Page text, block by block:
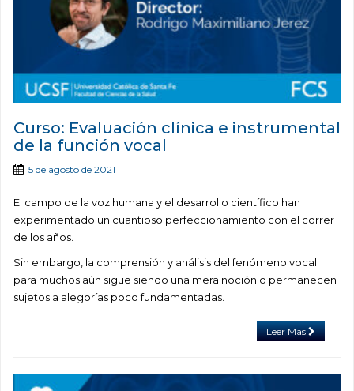
Curso: Evaluación clínica e instrumental
de la función vocal
5 de agosto de 2021
El campo de la voz humana y el desarrollo científico han
experimentado un cuantioso perfeccionamiento con el correr
de los años.
Sin embargo, la comprensión y análisis del fenómeno vocal
para muchos aún sigue siendo una mera noción o permanecen
sujetos a alegorías poco fundamentadas.
Leer Más